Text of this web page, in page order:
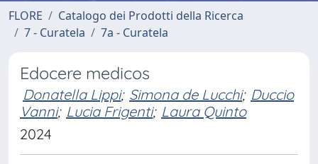
FLORE
Catalogo dei Prodotti della Ricerca
7 - Curatela
7a - Curatela
Edocere medicos
Donatella Lippi; Simona de Lucchi; Duccio
Vanni; Lucia Frigenti; Laura Quinto
2024